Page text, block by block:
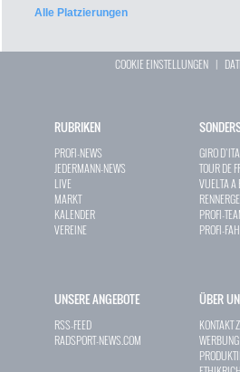
Alle Platzierungen
COOKIE EINSTELLUNGEN |
RUBRIKEN
PROFI-NEWS
JEDERMANN-NEWS
LIVE
MARKT
KALENDER
VEREINE
GIRO
TOUR DE
VUELTA
PROFI-
PROFI-
UNSERE ANGEBOTE
RSS-FEED
RADSPORT-NEWS.COM
ÜBER
KONTAKT